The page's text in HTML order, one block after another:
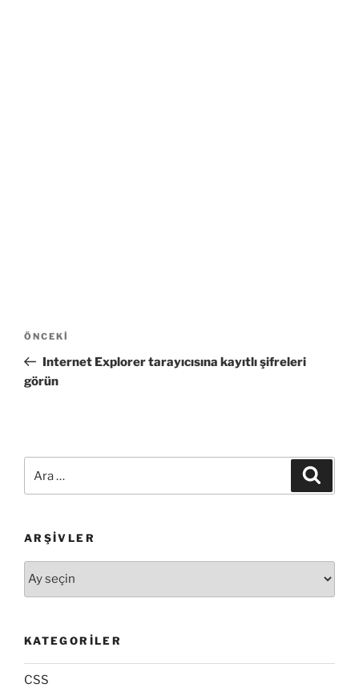
Yazı
Önceki
Yazı
ÖNCEKI
Internet Explorer tarayıcısına kayıtlı şifreleri
görün
ARŞIVLER
KATEGORILER
CSS